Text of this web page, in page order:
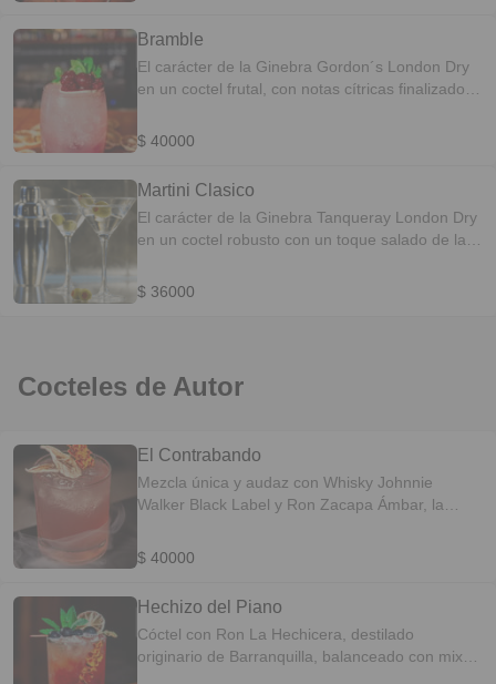
Bramble
El carácter de la Ginebra Gordon´s London Dry
en un coctel frutal, con notas cítricas finalizado
herbal. PERFIL DEL SABOR: Frutal-Aromático
$ 40000
Martini Clasico
El carácter de la Ginebra Tanqueray London Dry
en un coctel robusto con un toque salado de las
Botánico
$ 36000
Cocteles de Autor
El Contrabando
Mezcla única y audaz con Whisky Johnnie
Walker Black Label y Ron Zacapa Ámbar, la
notas a vainilla. Perfil Del Sabor: Amaderado-
$ 40000
Hechizo del Piano
Cóctel con Ron La Hechicera, destilado
originario de Barranquilla, balanceado con mix